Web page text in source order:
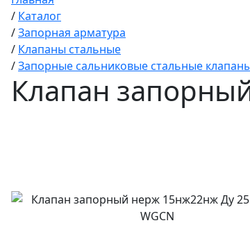
/ Каталог
/Запорная арматура
/ Клапаны стальные
/Запорные сальниковые стальные
Клапан